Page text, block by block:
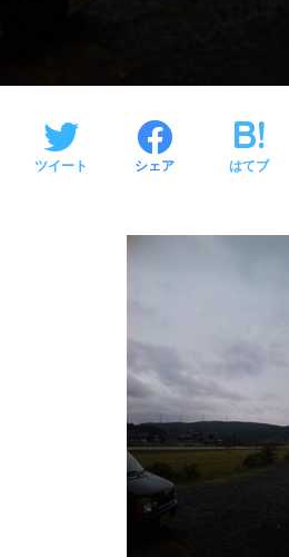
ツイート シェア はてブ